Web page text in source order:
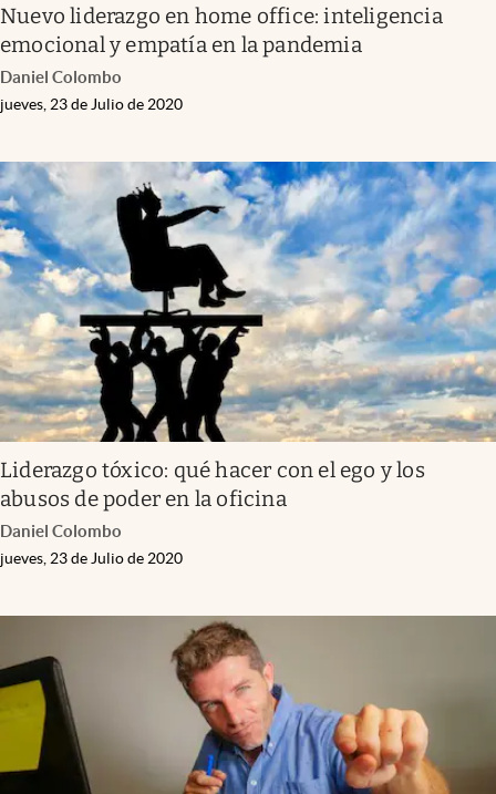
Nuevo liderazgo en home office: inteligencia
emocional y empatía en la pandemia
Daniel Colombo
jueves, 23 de Julio de 2020
Liderazgo tóxico: qué hacer con el ego y los
abusos de poder en la oficina
Daniel Colombo
jueves, 23 de Julio de 2020